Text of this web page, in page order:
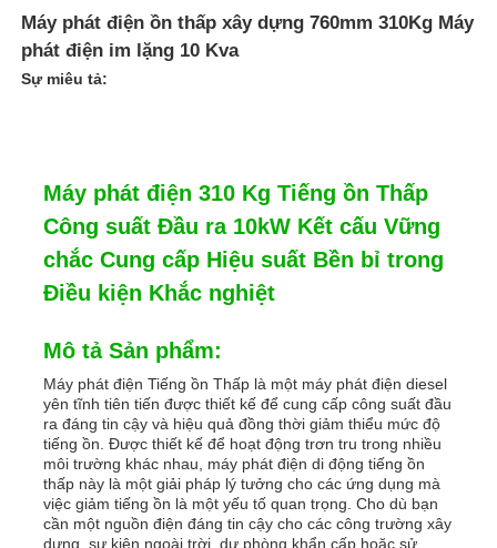
Máy phát điện ồn thấp xây dựng 760mm 310Kg Máy
phát điện im lặng 10 Kva
Sự miêu tả:
Máy phát điện 310 Kg Tiếng ồn Thấp
Công suất Đầu ra 10kW Kết cấu Vững
chắc Cung cấp Hiệu suất Bền bỉ trong
Điều kiện Khắc nghiệt
Mô tả Sản phẩm:
Máy phát điện Tiếng ồn Thấp là một máy phát điện diesel
yên tĩnh tiên tiến được thiết kế để cung cấp công suất đầu
ra đáng tin cậy và hiệu quả đồng thời giảm thiểu mức độ
tiếng ồn. Được thiết kế để hoạt động trơn tru trong nhiều
môi trường khác nhau, máy phát điện di động tiếng ồn
thấp này là một giải pháp lý tưởng cho các ứng dụng mà
việc giảm tiếng ồn là một yếu tố quan trọng. Cho dù bạn
cần một nguồn điện đáng tin cậy cho các công trường xây
dựng, sự kiện ngoài trời, dự phòng khẩn cấp hoặc sử